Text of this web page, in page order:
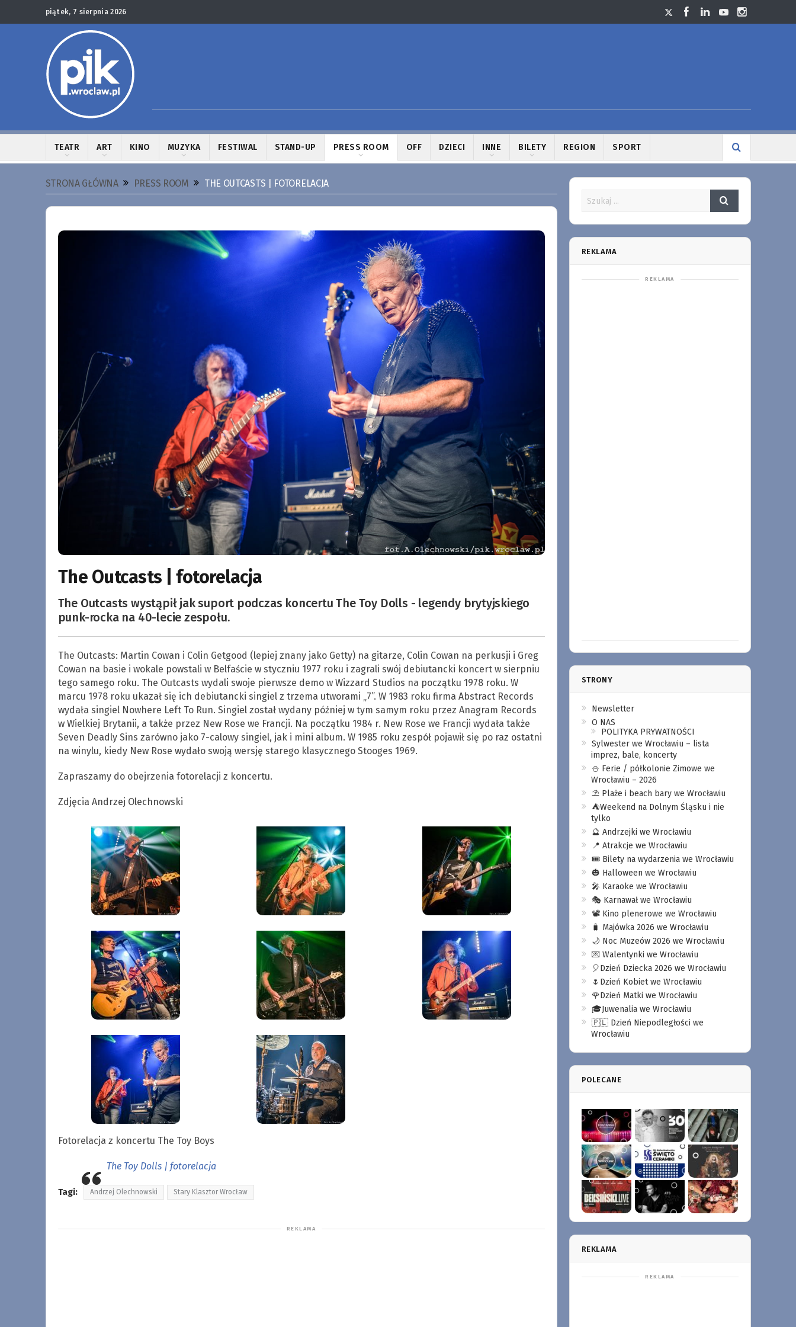
piątek, 7 sierpnia 2026
TEATR ART KINO MUZYKA FESTIWAL STAND-UP PRESS ROOM OFF DZIECI INNE BILETY REGION SPORT
STRONA GŁÓWNA PRESS ROOM THE OUTCASTS | FOTORELACJA
The Outcasts | fotorelacja
The Outcasts wystąpił jak suport podczas koncertu The Toy Dolls - legendy brytyjskiego
punk-rocka na 40-lecie zespołu.
The Outcasts: Martin Cowan i Colin Getgood (lepiej znany jako Getty) na gitarze, Colin Cowan na perkusji i Greg
Cowan na basie i wokale powstali w Belfaście w styczniu 1977 roku i zagrali swój debiutancki koncert w sierpniu
tego samego roku. The Outcasts wydali swoje pierwsze demo w Wizzard Studios na początku 1978 roku. W
marcu 1978 roku ukazał się ich debiutancki singiel z trzema utworami „7”. W 1983 roku firma Abstract Records
wydała singiel Nowhere Left To Run. Singiel został wydany później w tym samym roku przez Anagram Records
w Wielkiej Brytanii, a także przez New Rose we Francji. Na początku 1984 r. New Rose we Francji wydała także
Seven Deadly Sins zarówno jako 7-calowy singiel, jak i mini album. W 1985 roku zespół pojawił się po raz ostatni
na winylu, kiedy New Rose wydało swoją wersję starego klasycznego Stooges 1969.
Zapraszamy do obejrzenia fotorelacji z koncertu.
Zdjęcia Andrzej Olechnowski
Fotorelacja z koncertu The Toy Boys
The Toy Dolls | fotorelacja
Tagi: Andrzej Olechnowski Stary Klasztor Wrocław
REKLAMA
STRONY
Newsletter
O NAS
POLITYKA PRYWATNOŚCI
Sylwester we Wrocławiu – lista
imprez, bale, koncerty
⛄️ Ferie / półkolonie Zimowe we
Wrocławiu – 2026
⛱️ Plaże i beach bary we Wrocławiu
⛺️Weekend na Dolnym Śląsku i nie
tylko
🔮 Andrzejki we Wrocławiu
📍 Atrakcje we Wrocławiu
🎟️ Bilety na wydarzenia we Wrocławiu
🎃 Halloween we Wrocławiu
🎤 Karaoke we Wrocławiu
🎭 Karnawał we Wrocławiu
📽️ Kino plenerowe we Wrocławiu
🧳 Majówka 2026 we Wrocławiu
🌙 Noc Muzeów 2026 we Wrocławiu
💌 Walentynki we Wrocławiu
🎈Dzień Dziecka 2026 we Wrocławiu
🌷Dzień Kobiet we Wrocławiu
🌹Dzień Matki we Wrocławiu
🎓Juwenalia we Wrocławiu
🇵🇱 Dzień Niepodległości we
Wrocławiu
POLECANE
REKLAMA